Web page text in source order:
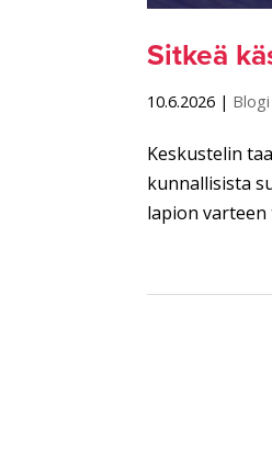
Sitkeä
10.6.2026 | Blogi
Keskustelin
kunnallisista
lapion varteen